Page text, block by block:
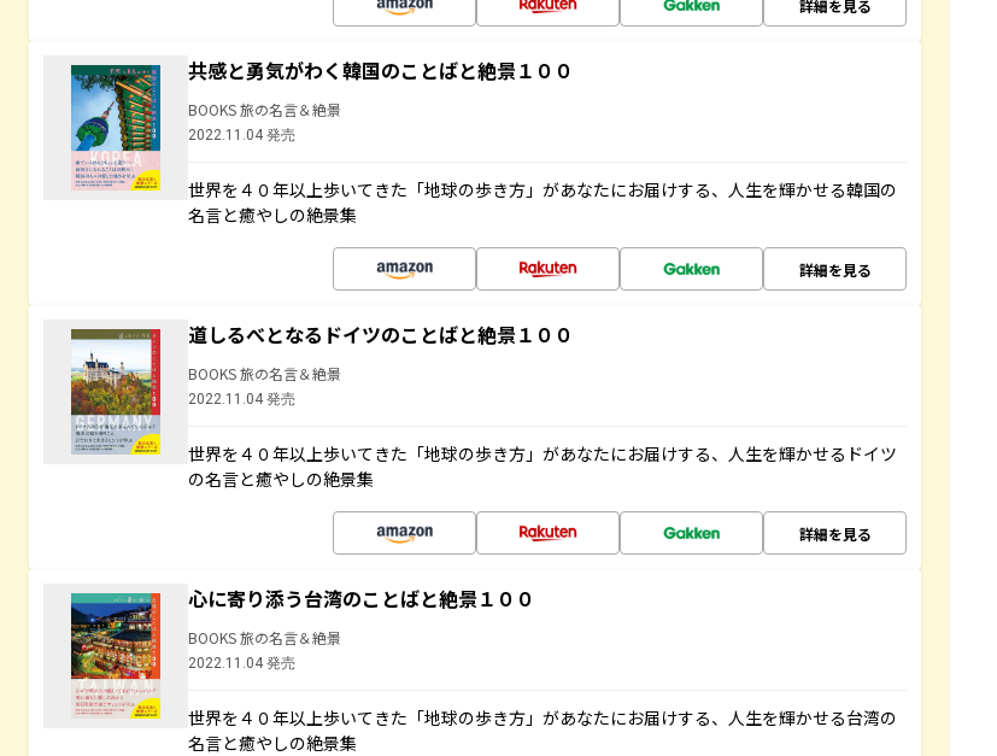
詳細を見る
共感と勇気がわく韓国のことばと絶景１００
BOOKS 旅の名言＆絶景
2022.11.04 発売
世界を４０年以上歩いてきた「地球の歩き方」があなたにお届けする、人生を輝かせる韓国の
名言と癒やしの絶景集
詳細を見る
道しるべとなるドイツのことばと絶景１００
BOOKS 旅の名言＆絶景
2022.11.04 発売
世界を４０年以上歩いてきた「地球の歩き方」があなたにお届けする、人生を輝かせるドイツ
の名言と癒やしの絶景集
詳細を見る
心に寄り添う台湾のことばと絶景１００
BOOKS 旅の名言＆絶景
2022.11.04 発売
世界を４０年以上歩いてきた「地球の歩き方」があなたにお届けする、人生を輝かせる台湾の
名言と癒やしの絶景集